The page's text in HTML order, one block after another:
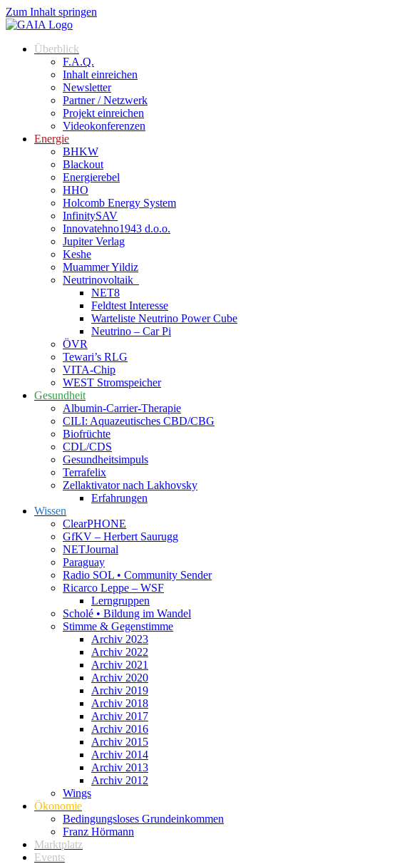
Zum Inhalt springen
Überblick
F.A.Q.
Inhalt einreichen
Newsletter
Partner / Netzwerk
Projekt einreichen
Videokonferenzen
Energie
BHKW
Blackout
Energierebel
HHO
Holcomb Energy System
InfinitySAV
Innovatehno1943 d.o.o.
Jupiter Verlag
Keshe
Muammer Yildiz
Neutrinovoltaik
NET8
Feldtest Interesse
Warteliste Neutrino Power Cube
Neutrino – Car Pi
ÖVR
Tewari’s RLG
VITA-Chip
WEST Stromspeicher
Gesundheit
Albumin-Carrier-Therapie
CILI: Aquazeutisches CBD/CBG
Biofrüchte
CDL/CDS
Gesundheitsimpuls
Terrafelix
Zellaktivator nach Lakhovsky
Erfahrungen
Wissen
ClearPHONE
GfKV – Herbert Saurugg
NETJournal
Paraguay
Radio SOL • Community Sender
Ricarco Leppe – WSF
Lerngruppen
Scholé • Bildung im Wandel
Stimme & Gegenstimme
Archiv 2023
Archiv 2022
Archiv 2021
Archiv 2020
Archiv 2019
Archiv 2018
Archiv 2017
Archiv 2016
Archiv 2015
Archiv 2014
Archiv 2013
Archiv 2012
Wings
Ökonomie
Bedingungsloses Grundeinkommen
Franz Hörmann
Marktplatz
Events